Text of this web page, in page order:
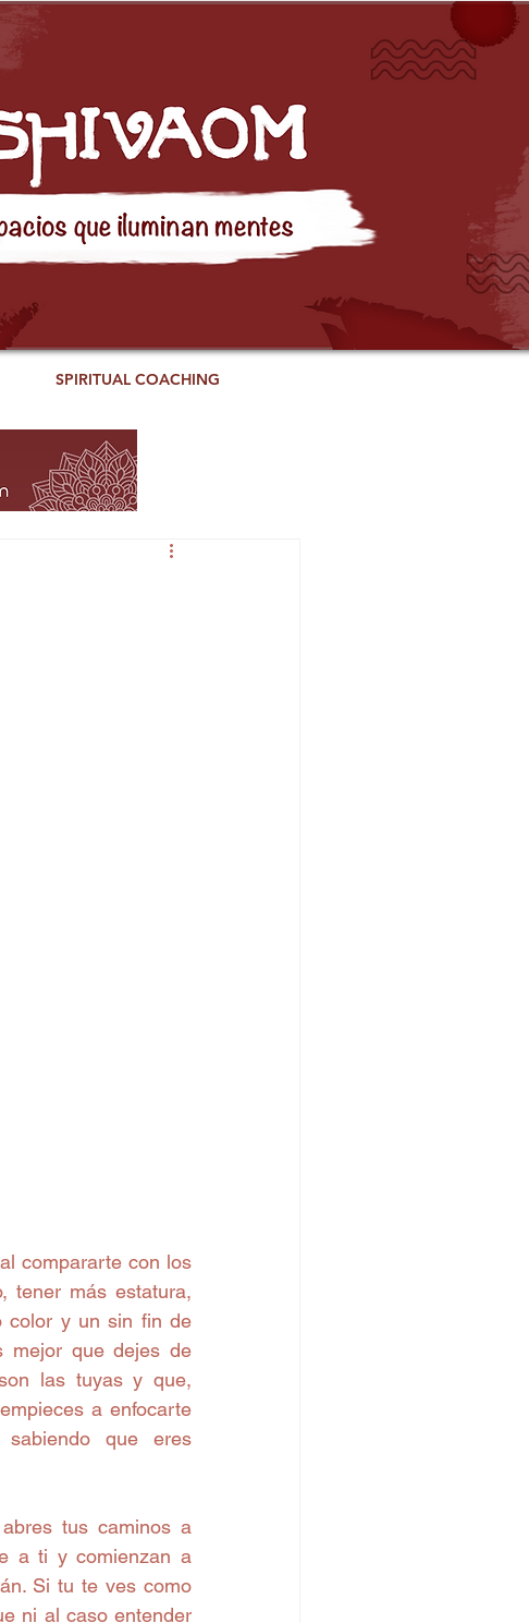
SPIRITUAL COACHING
compararte con los
tener más estatura,
color y un sin fin de
mejor que dejes de
las tuyas y que,
a enfocarte
que eres
tus caminos a
a ti y comienzan a
Si tu te ves como
ni al caso entender